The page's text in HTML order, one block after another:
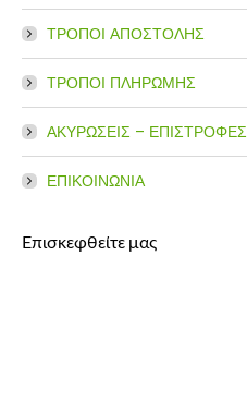
ΤΡΟΠΟΙ ΑΠΟΣΤΟΛΗΣ
ΤΡΟΠΟΙ ΠΛΗΡΩΜΗΣ
ΑΚΥΡΩΣΕΙΣ – ΕΠΙΣΤΡΟΦΕΣ
ΕΠΙΚΟΙΝΩΝΙΑ
Επισκεφθείτε μας